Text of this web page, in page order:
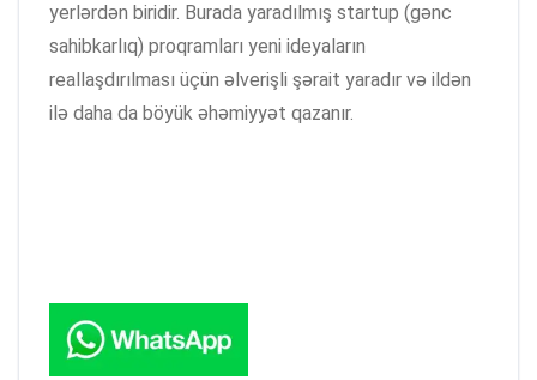
yerlərdən biridir. Burada yaradılmış startup (gənc
sahibkarlıq) proqramları yeni ideyaların
reallaşdırılması üçün əlverişli şərait yaradır və ildən
ilə daha da böyük əhəmiyyət qazanır.